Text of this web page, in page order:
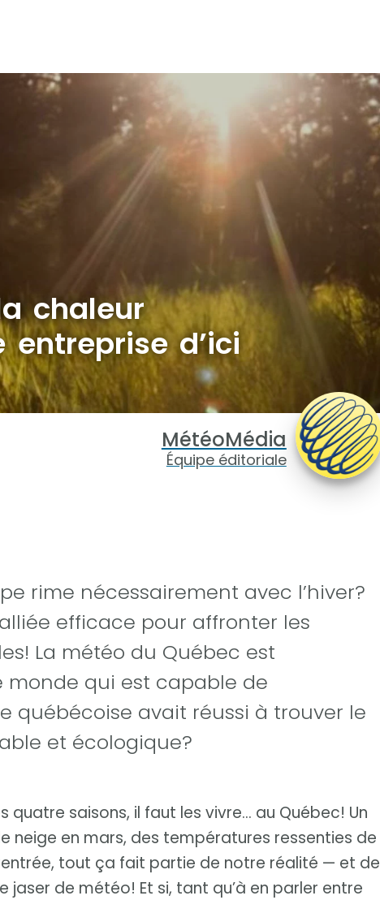
chaleur
d’ici
MétéoMédia
Équipe éditoriale
rime nécessairement avec l’hiver?
efficace pour affronter les
La météo du Québec est
monde qui est capable de
québécoise avait réussi à trouver le
et écologique?
quatre saisons, il faut les vivre… au Québec! Un
neige en mars, des températures ressenties de
tout ça fait partie de notre réalité — et de
de météo! Et si, tant qu’à en parler entre